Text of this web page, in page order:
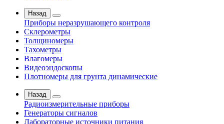
Назад
Приборы неразрушающего контроля
Склерометры
Толщиномеры
Тахометры
Влагомеры
Видеоэндоскопы
Плотномеры для грунта динамические
Назад
Радиоизмерительные приборы
Генераторы сигналов
Лабораторные источники питания